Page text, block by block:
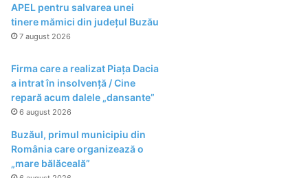
APEL pentru salvarea unei
tinere mămici din județul Buzău
7 august 2026
Firma care a realizat Piața Dacia
a intrat în insolvență / Cine
repară acum dalele „dansante”
6 august 2026
Buzăul, primul municipiu din
România care organizează o
„mare bălăceală”